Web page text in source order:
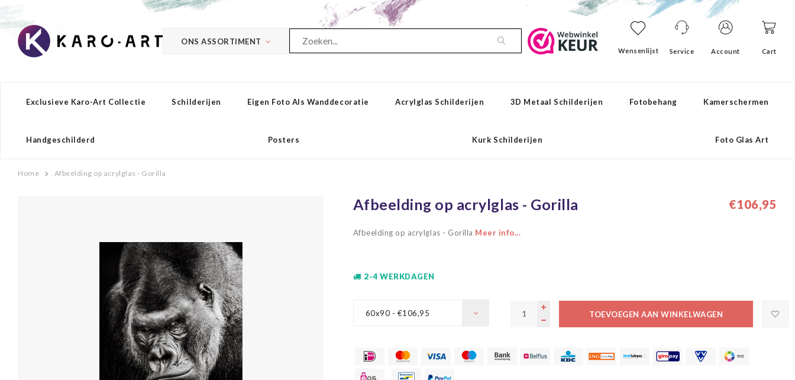
ONS ASSORTIMENT
Wensenlijst Service Account Cart
Exclusieve Karo-Art Collectie Schilderijen Eigen Foto Als Wanddecoratie Acrylglas Schilderijen 3D Metaal Schilderijen Fotobehang Kamerschermen
Handgeschilderd Posters Kurk Schilderijen Foto Glas Art
Home Afbeelding op acrylglas - Gorilla
Afbeelding op acrylglas - Gorilla €106,95
Afbeelding op acrylglas - Gorilla Meer info...
2-4 WERKDAGEN
60x90 - €106,95 TOEVOEGEN AAN WINKELWAGEN